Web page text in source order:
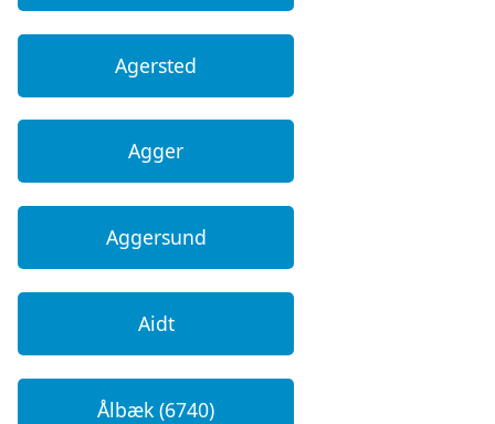
Agersted
Agger
Aggersund
Aidt
Ålbæk (6740)